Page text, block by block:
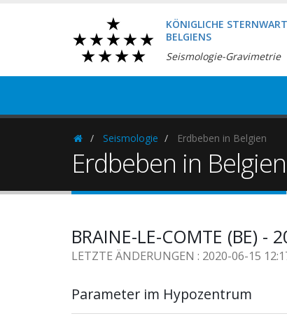
KÖNIGLICHE
BELGIENS
Seismologie-Gravimetrie
HomepageSeismologie Erdbeben in Belgien
Erdbeben in Belgien
BRAINE-LE-COMTE (BE) -
LETZTE ÄNDERUNGEN : 2020-06-15
Parameter im Hypozentrum